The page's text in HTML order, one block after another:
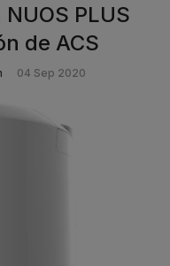
PLUS
de ACS
04 Sep 2020